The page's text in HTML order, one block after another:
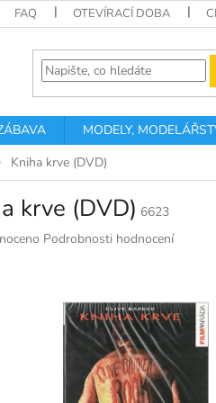
FAQ OTEVÍRACÍ DOBA
MODELY,
Kniha krve (DVD)
krve (DVD) 6623
Podrobnosti hodnocení